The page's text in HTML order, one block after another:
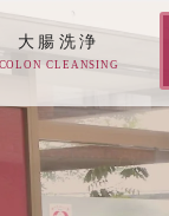
大腸洗浄
COLON CLEANSING